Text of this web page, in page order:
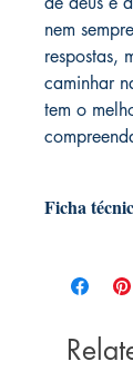
nem
respostas,
caminhar
tem o
Ficha
junho 2019)
Idioma